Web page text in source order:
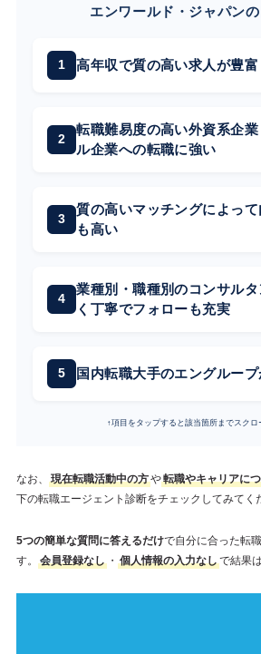
エンワールド・ジャパンの
高年収で質の高い求人が豊富
転職難易度の高い外資系企
ル企業への転職に強い
質の高いマッチングによっ
も高い
業種別・職種別のコンサル
く丁寧でフォローも充実
国内転職大手のエングルー
↑項目をタップすると該当箇所までスクロ
なお、 現在転職活動中の方や転職やキャリアに
下の転職エージェント診断をチェックしてみてく
5つの簡単な質問に答えるだけで自分に合った転
す。
会員登録なし・ 個人情報の入力なしで結果